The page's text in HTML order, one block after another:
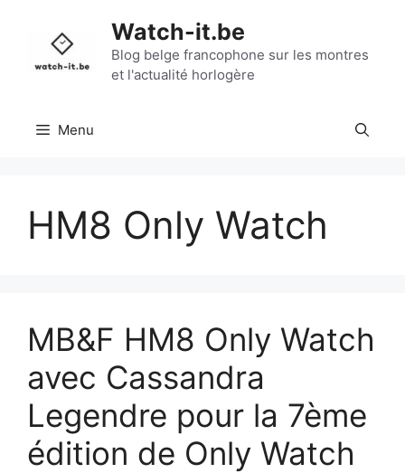
contenu
Watch-it.be
Blog belge francophone sur les montres
et l'actualité horlogère
Menu
HM8 Only Watch
MB&F HM8 Only Watch
avec Cassandra
Legendre pour la 7ème
édition de Only Watch